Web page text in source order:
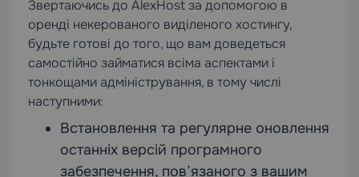
Звертаючись до AlexHost за допомогою в
оренді некерованого виділеного хостингу,
будьте готові до того, що вам доведеться
самостійно займатися всіма аспектами і
тонкощами адміністрування, в тому числі
наступними:
Встановлення та регулярне оновлення
останніх версій програмного
забезпечення, пов’язаного з вашим